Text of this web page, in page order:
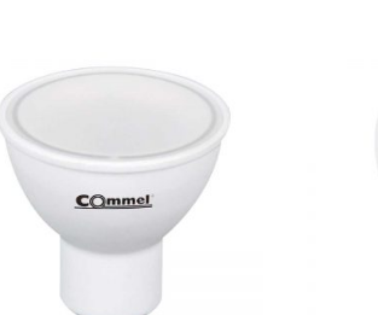
DODAJ U KOŠARICU